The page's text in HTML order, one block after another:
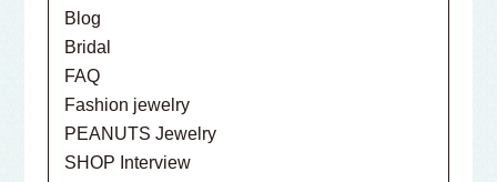
Blog
Bridal
FAQ
Fashion jewelry
PEANUTS Jewelry
SHOP Interview